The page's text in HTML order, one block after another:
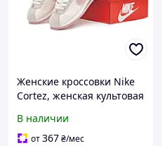
Женские кроссовки Nike
Cortez, женская культовая
В наличии
от367₴/мес